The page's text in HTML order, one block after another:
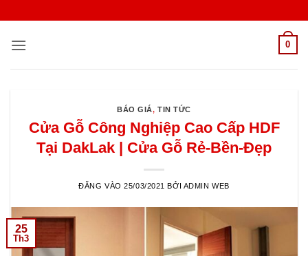
nội
0
BÁO GIÁ,TIN TỨC
Cửa Gỗ Công Nghiệp Cao Cấp HDF
Tại DakLak | Cửa Gỗ Rẻ-Bền-Đẹp
ĐĂNG VÀO25/03/2021 BỞI ADMIN WEB
25
Th3